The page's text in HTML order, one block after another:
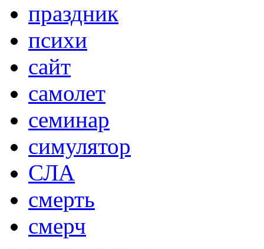
праздник
психи
сайт
самолет
семинар
симулятор
СЛА
смерть
смерч